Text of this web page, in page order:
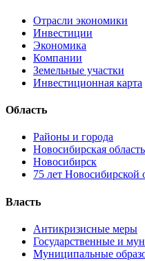
Отрасли экономики
Инвестиции
Экономика
Компании
Земельные участки
Инвестиционная карта
Область
Районы и города
Новосибирская область
Новосибирск
75 лет Новосибирской
Власть
Антикризисные меры
Государственные и
Муниципальные